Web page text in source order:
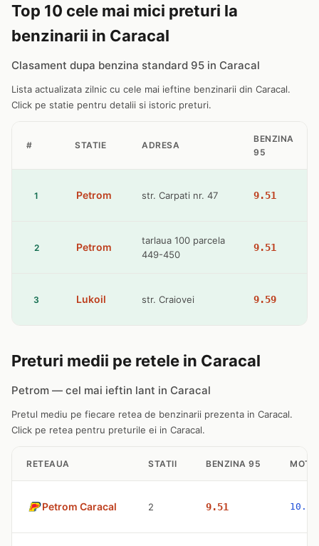
Top 10 cele mai mici preturi la
benzinarii in Caracal
Clasament dupa benzina standard 95 in Caracal
Lista actualizata zilnic cu cele mai ieftine benzinarii din Caracal.
Click pe statie pentru detalii si istoric preturi.
# STATIE ADRESA
BENZINA
95
1 Petrom str. Carpati nr. 47 9.51
2 Petrom
tarlaua 100 parcela
449-450
9.51
3 Lukoil str. Craiovei 9.59
Preturi medii pe retele in Caracal
Petrom — cel mai ieftin lant in Caracal
Pretul mediu pe fiecare retea de benzinarii prezenta in Caracal.
Click pe retea pentru preturile ei in Caracal.
RETEAUA STATII BENZINA 95
Petrom Caracal 2 9.51 10.77